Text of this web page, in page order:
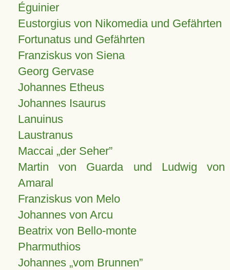
Éguinier
Eustorgius von Nikomedia und Gefährten
Fortunatus und Gefährten
Franziskus von Siena
Georg Gervase
Johannes Etheus
Johannes Isaurus
Lanuinus
Laustranus
Maccai „der Seher”
Martin von Guarda und Ludwig von
Amaral
Franziskus von Melo
Johannes von Arcu
Beatrix von Bello-monte
Pharmuthios
Johannes vom Brunnen